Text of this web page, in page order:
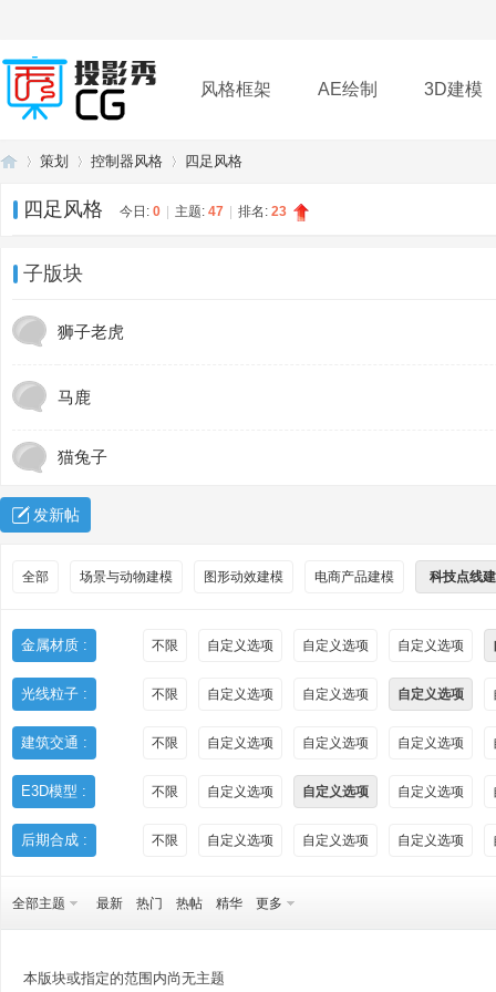
风格框架 AE绘制 3D建模
插件 帮助 下载
策划 控制器风格 四足风格
四足风格 今日: 0 主题: 47 排名: 23
子版块
狮子老虎
马鹿
猫兔子
发新帖
全部 场景与动物建模 图形动效建模 电商产品建模 科技点线
金属材质 : 不限 自定义选项 自定义选项 自定义选项
光线粒子 : 不限 自定义选项 自定义选项 自定义选项
建筑交通 : 不限 自定义选项 自定义选项 自定义选项
E3D模型 : 不限 自定义选项 自定义选项 自定义选项
后期合成 : 不限 自定义选项 自定义选项 自定义选项
全部主题 最新 热门 热帖 精华 更多
本版块或指定的范围内尚无主题